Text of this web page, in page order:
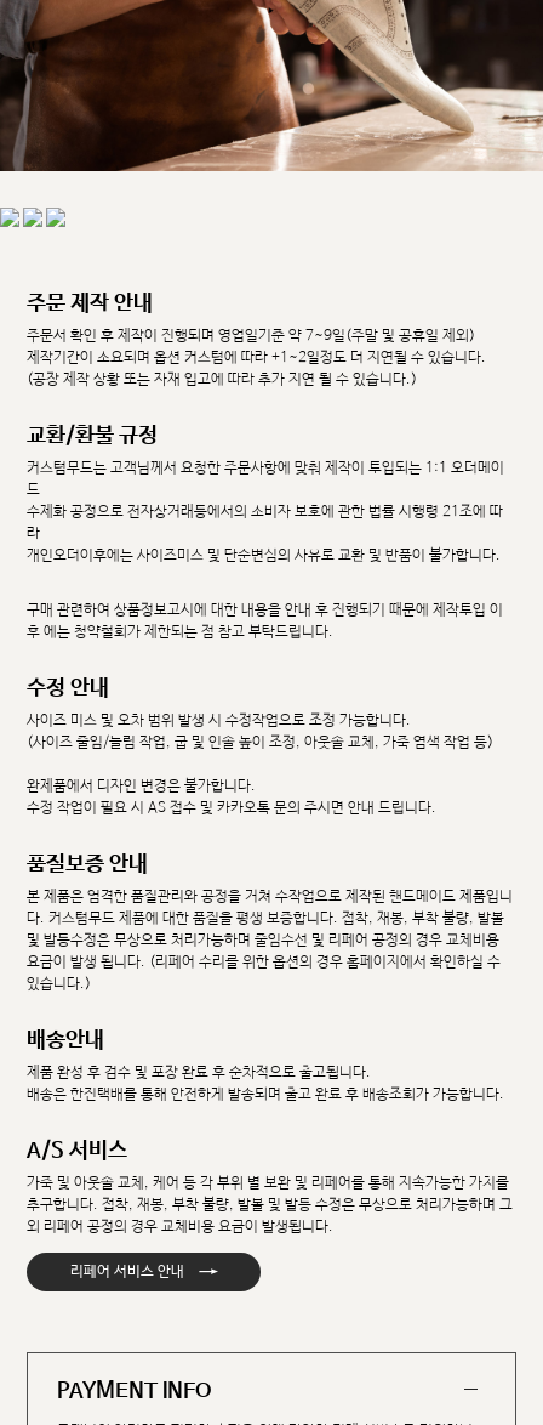
주문 제작 안내
주문서 확인 후 제작이 진행되며 영업일기준 약 7~9일(주말 및 공휴일 제외)
제작기간이 소요되며 옵션 커스텀에 따라 +1~2일정도 더 지연될 수 있습니다.
(공장 제작 상황 또는 자재 입고에 따라 추가 지연 될 수 있습니다.)
교환/환불 규정
커스텀무드는 고객님께서 요청한 주문사항에 맞춰 제작이 투입되는 1:1 오더메이
드
수제화 공정으로 전자상거래등에서의 소비자 보호에 관한 법률 시행령 21조에 따
라
개인오더이후에는 사이즈미스 및 단순변심의 사유로 교환 및 반품이 불가합니다.
구매 관련하여 상품정보고시에 대한 내용을 안내 후 진행되기 때문에 제작투입 이
후 에는 청약철회가 제한되는 점 참고 부탁드립니다.
수정 안내
사이즈 미스 및 오차 범위 발생 시 수정작업으로 조정 가능합니다.
(사이즈 줄임/늘림 작업, 굽 및 인솔 높이 조정, 아웃솔 교체, 가죽 염색 작업 등)
완제품에서 디자인 변경은 불가합니다.
수정 작업이 필요 시 AS 접수 및 카카오톡 문의 주시면 안내 드립니다.
품질보증 안내
본 제품은 엄격한 품질관리와 공정을 거쳐 수작업으로 제작된 핸드메이드 제품입니
다. 커스텀무드 제품에 대한 품질을 평생 보증합니다. 접착, 재봉, 부착 불량, 발볼
및 발등수정은 무상으로 처리가능하며 줄임수선 및 리페어 공정의 경우 교체비용
요금이 발생 됩니다. (리페어 수리를 위한 옵션의 경우 홈페이지에서 확인하실 수
있습니다.)
배송안내
제품 완성 후 검수 및 포장 완료 후 순차적으로 출고됩니다.
배송은 한진택배를 통해 안전하게 발송되며 출고 완료 후 배송조회가 가능합니다.
A/S 서비스
가죽 및 아웃솔 교체, 케어 등 각 부위 별 보완 및 리페어를 통해 지속가능한 가치를
추구합니다. 접착, 재봉, 부착 불량, 발볼 및 발등 수정은 무상으로 처리가능하며 그
외 리페어 공정의 경우 교체비용 요금이 발생됩니다.
리페어 서비스 안내 →
PAYMENT INFO